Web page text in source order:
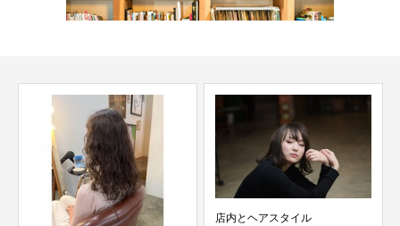
店内とヘアスタイル